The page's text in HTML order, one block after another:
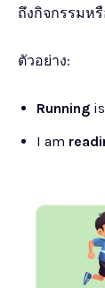
ถึงกิจกรรมห
ตัวอย่าง:
Running
I am